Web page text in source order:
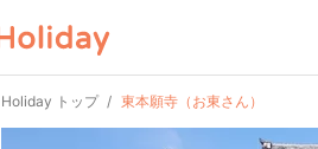
Holiday トップ 東本願寺（お東さん）